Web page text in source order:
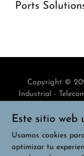
Ports
Copyright ©
Industrial -
Este sitio web
Usamos cookies
optimizar tu